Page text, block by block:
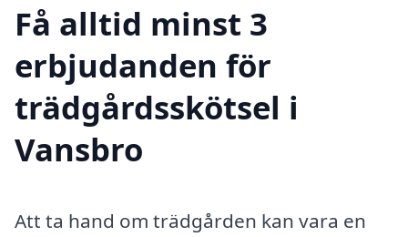
Få alltid minst 3
erbjudanden för
trädgårdsskötsel i
Vansbro
Att ta hand om trädgården kan vara en